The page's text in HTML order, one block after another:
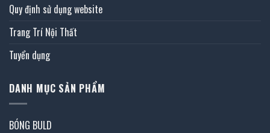
Quy định sử dụng website
Trang Trí Nội Thất
Tuyển dụng
DANH MỤC SẢN PHẨM
BÓNG BULD